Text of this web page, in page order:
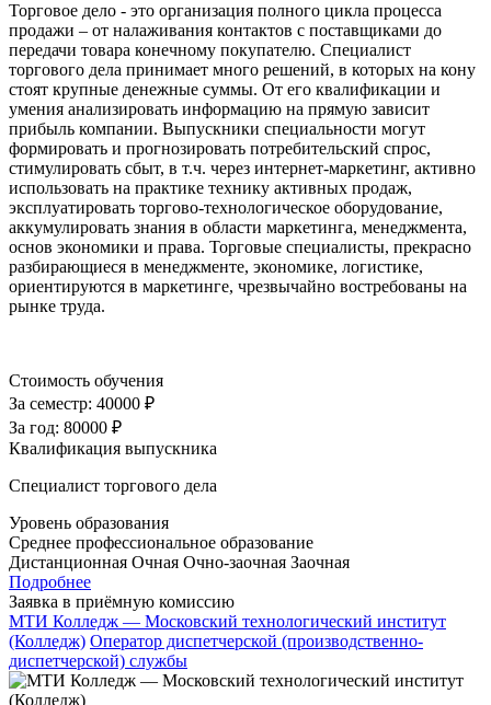
Торговое дело - это организация полного цикла процесса
продажи – от налаживания контактов с поставщиками до
передачи товара конечному покупателю. Специалист
торгового дела принимает много решений, в которых на кону
стоят крупные денежные суммы. От его квалификации и
умения анализировать информацию на прямую зависит
прибыль компании. Выпускники специальности могут
формировать и прогнозировать потребительский спрос,
стимулировать сбыт, в т.ч. через интернет-маркетинг, активно
использовать на практике технику активных продаж,
эксплуатировать торгово-технологическое оборудование,
аккумулировать знания в области маркетинга, менеджмента,
основ экономики и права. Торговые специалисты, прекрасно
разбирающиеся в менеджменте, экономике, логистике,
ориентируются в маркетинге, чрезвычайно востребованы на
рынке труда.
Стоимость обучения
За семестр: 40000 ₽
За год: 80000 ₽
Квалификация выпускника
Специалист торгового дела
Уровень образования
Среднее профессиональное образование
Дистанционная Очная Очно-заочная Заочная
Подробнее
Заявка в приёмную комиссию
МТИ Колледж — Московский технологический институт
(Колледж) Оператор диспетчерской (производственно-
диспетчерской) службы